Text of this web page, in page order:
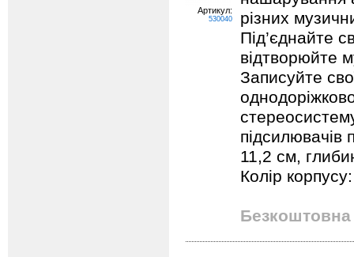
Артикул:
530040
різних
Під’єднайте
відтворюйте
Записуйте
підсилювачів
11,2 см,
Колір
Безкоштовна